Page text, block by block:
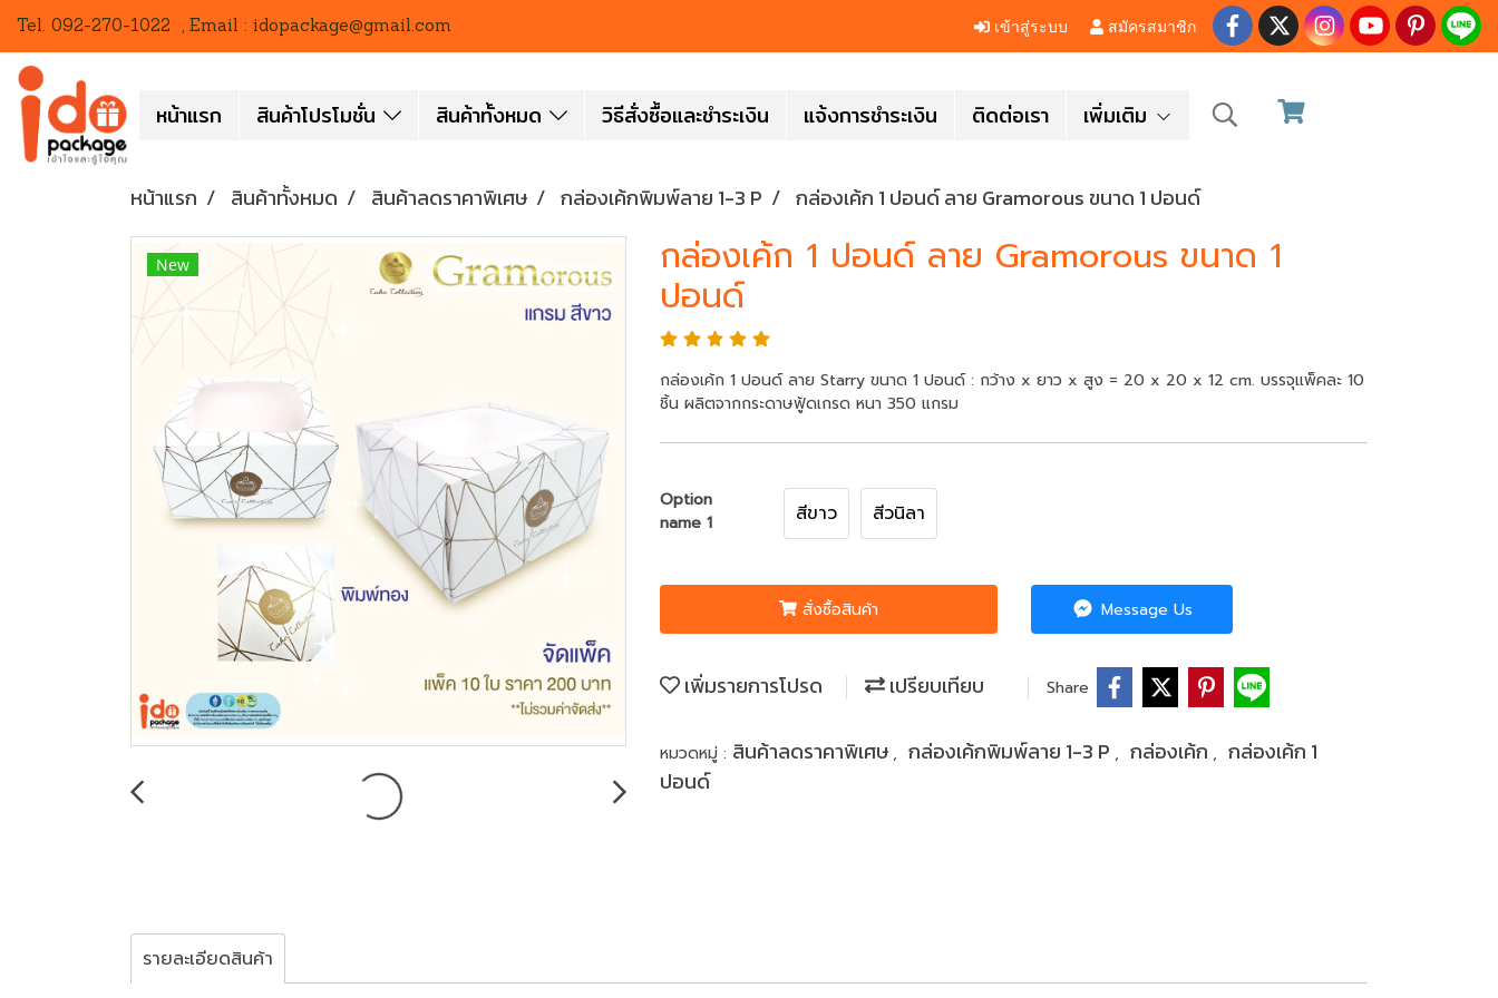
Tel. 092-270-1022 , Email : idopackage@gmail.com เข้าสู่ระบบ สมัครสมาชิก
หน้าแรก สินค้าโปรโมชั่น สินค้าทั้งหมด วิธีสั่งซื้อและชำระเงิน แจ้งการชำระเงิน ติดต่อเรา เพิ่มเติม
หน้าแรก สินค้าทั้งหมด สินค้าลดราคาพิเศษ กล่องเค้กพิมพ์ลาย 1-3 P กล่องเค้ก 1 ปอนด์ ลาย Gramorous ขนาด 1 ปอนด์
New กล่องเค้ก 1 ปอนด์ ลาย Gramorous ขนาด 1
ปอนด์
กล่องเค้ก 1 ปอนด์ ลาย Starry ขนาด 1 ปอนด์ : กว้าง x ยาว x สูง = 20 x 20 x 12 cm. บรรจุแพ็คละ 10
ชิ้น ผลิตจากกระดาษฟู้ดเกรด หนา 350 แกรม
Option
name 1
สีขาว สีวนิลา
สั่งซื้อสินค้า Message Us
เพิ่มรายการโปรด เปรียบเทียบ Share
หมวดหมู่ : สินค้าลดราคาพิเศษ , กล่องเค้กพิมพ์ลาย 1-3 P , กล่องเค้ก , กล่องเค้ก 1
ปอนด์
รายละเอียดสินค้า